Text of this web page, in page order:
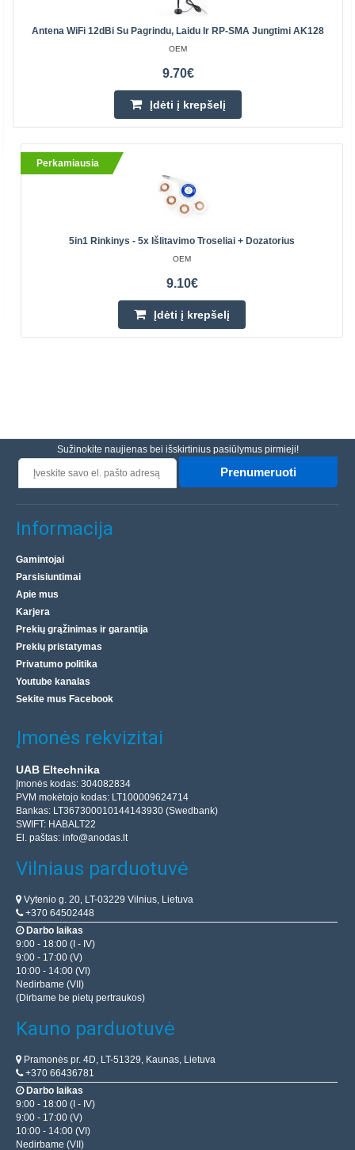
Antena WiFi 12dBi Su Pagrindu, Laidu Ir RP-SMA Jungtimi AK128
OEM
9.70€
Įdėti į krepšelį
Perkamiausia
5in1 Rinkinys - 5x Išlitavimo Troseliai + Dozatorius
OEM
9.10€
Įdėti į krepšelį
Sužinokite naujienas bei išskirtinius pasiūlymus pirmieji!
Prenumeruoti
Informacija
Gamintojai
Parsisiuntimai
Apie mus
Karjera
Prekių grąžinimas ir garantija
Prekių pristatymas
Privatumo politika
Youtube kanalas
Sekite mus Facebook
Įmonės rekvizitai
UAB Eltechnika
Įmonės kodas: 304082834
PVM mokėtojo kodas: LT100009624714
Bankas: LT367300010144143930 (Swedbank)
SWIFT: HABALT22
El. paštas: info@anodas.lt
Vilniaus parduotuvė
Vytenio g. 20, LT-03229 Vilnius, Lietuva
+370 64502448
Darbo laikas
9:00 - 18:00 (I - IV)
9:00 - 17:00 (V)
10:00 - 14:00 (VI)
Nedirbame (VII)
(Dirbame be pietų pertraukos)
Kauno parduotuvė
Pramonės pr. 4D, LT-51329, Kaunas, Lietuva
+370 66436781
Darbo laikas
9:00 - 18:00 (I - IV)
9:00 - 17:00 (V)
10:00 - 14:00 (VI)
Nedirbame (VII)